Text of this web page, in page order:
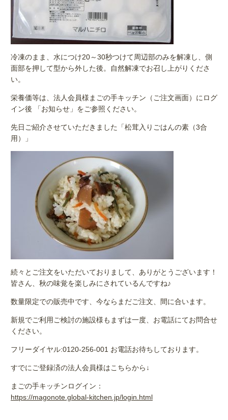
冷凍のまま、水につけ20～30秒つけて周辺部のみを解凍し、側
面部を押して型から外した後。自然解凍でお召し上がりくださ
い。
栄養価等は、法人会員様まごの手キッチン（ご注文画面）にログ
イン後 「お知らせ」をご参照ください。
先日ご紹介させていただきました「松茸入りごはんの素（3合
用）」
続々とご注文をいただいておりまして、ありがとうございます！
皆さん、秋の味覚を楽しみにされているんですね♪
数量限定での販売中です、今ならまだご注文、間に合います。
新規でご利用ご検討の施設様もまずは一度、お電話にてお問合せ
ください。
フリーダイヤル:0120-256-001 お電話お待ちしております。
すでにご登録済の法人会員様はこちらから↓
まごの手キッチンログイン：
https://magonote.global-kitchen.jp/login.html